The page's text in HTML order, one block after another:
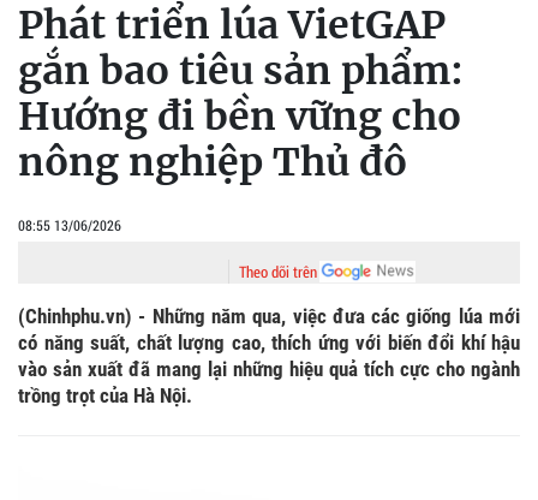
Phát triển lúa VietGAP
gắn bao tiêu sản phẩm:
Hướng đi bền vững cho
nông nghiệp Thủ đô
08:55 13/06/2026
Theo dõi trên
(Chinhphu.vn) - Những năm qua, việc đưa các giống lúa mới
có năng suất, chất lượng cao, thích ứng với biến đổi khí hậu
vào sản xuất đã mang lại những hiệu quả tích cực cho ngành
trồng trọt của Hà Nội.